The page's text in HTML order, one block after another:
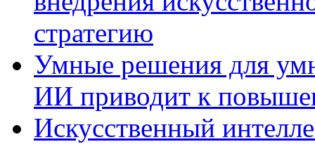
стратегию
Умные решения для
ИИ приводит к
Искусственный